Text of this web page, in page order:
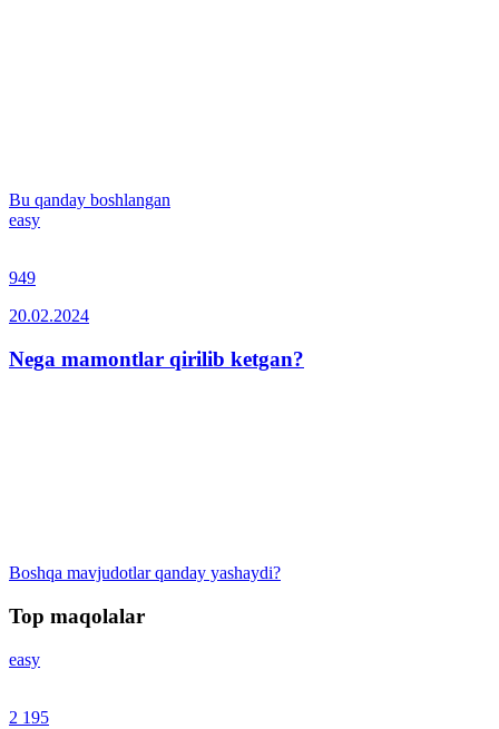
Bu qanday boshlangan
easy
949
20.02.2024
Nega mamontlar qirilib ketgan?
Boshqa mavjudotlar qanday yashaydi?
Top maqolalar
easy
2 195